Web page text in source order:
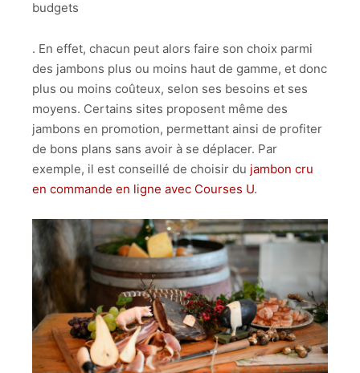
budgets
. En effet, chacun peut alors faire son choix parmi
des jambons plus ou moins haut de gamme, et donc
plus ou moins coûteux, selon ses besoins et ses
moyens. Certains sites proposent même des
jambons en promotion, permettant ainsi de profiter
de bons plans sans avoir à se déplacer. Par
exemple, il est conseillé de choisir du jambon cru
en commande en ligne avec Courses U.